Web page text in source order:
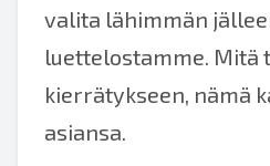
valita lähimmän
luettelostamme. Mitä
kierrätykseen, nämä
asiansa.